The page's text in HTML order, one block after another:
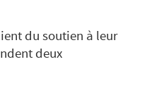
du soutien à leur
deux